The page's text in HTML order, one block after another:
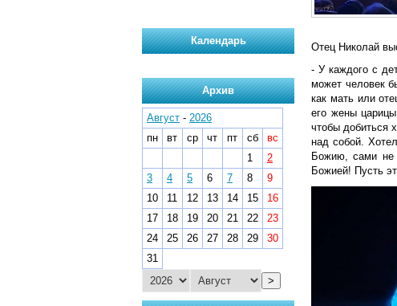
Отец Николай
- У каждого с
может человек
как мать или
его жены
чтобы добиться
над собой.
Божию, сами не
Божией! Пусть
Календарь
Архив
Август - 2026
пн
вт ср чт пт сб
вс
1
2
3
4 5 6 7 8
9
10
11 12 13 14 15
16
17
18 19 20 21 22
23
24
25 26 27 28 29
30
31
>